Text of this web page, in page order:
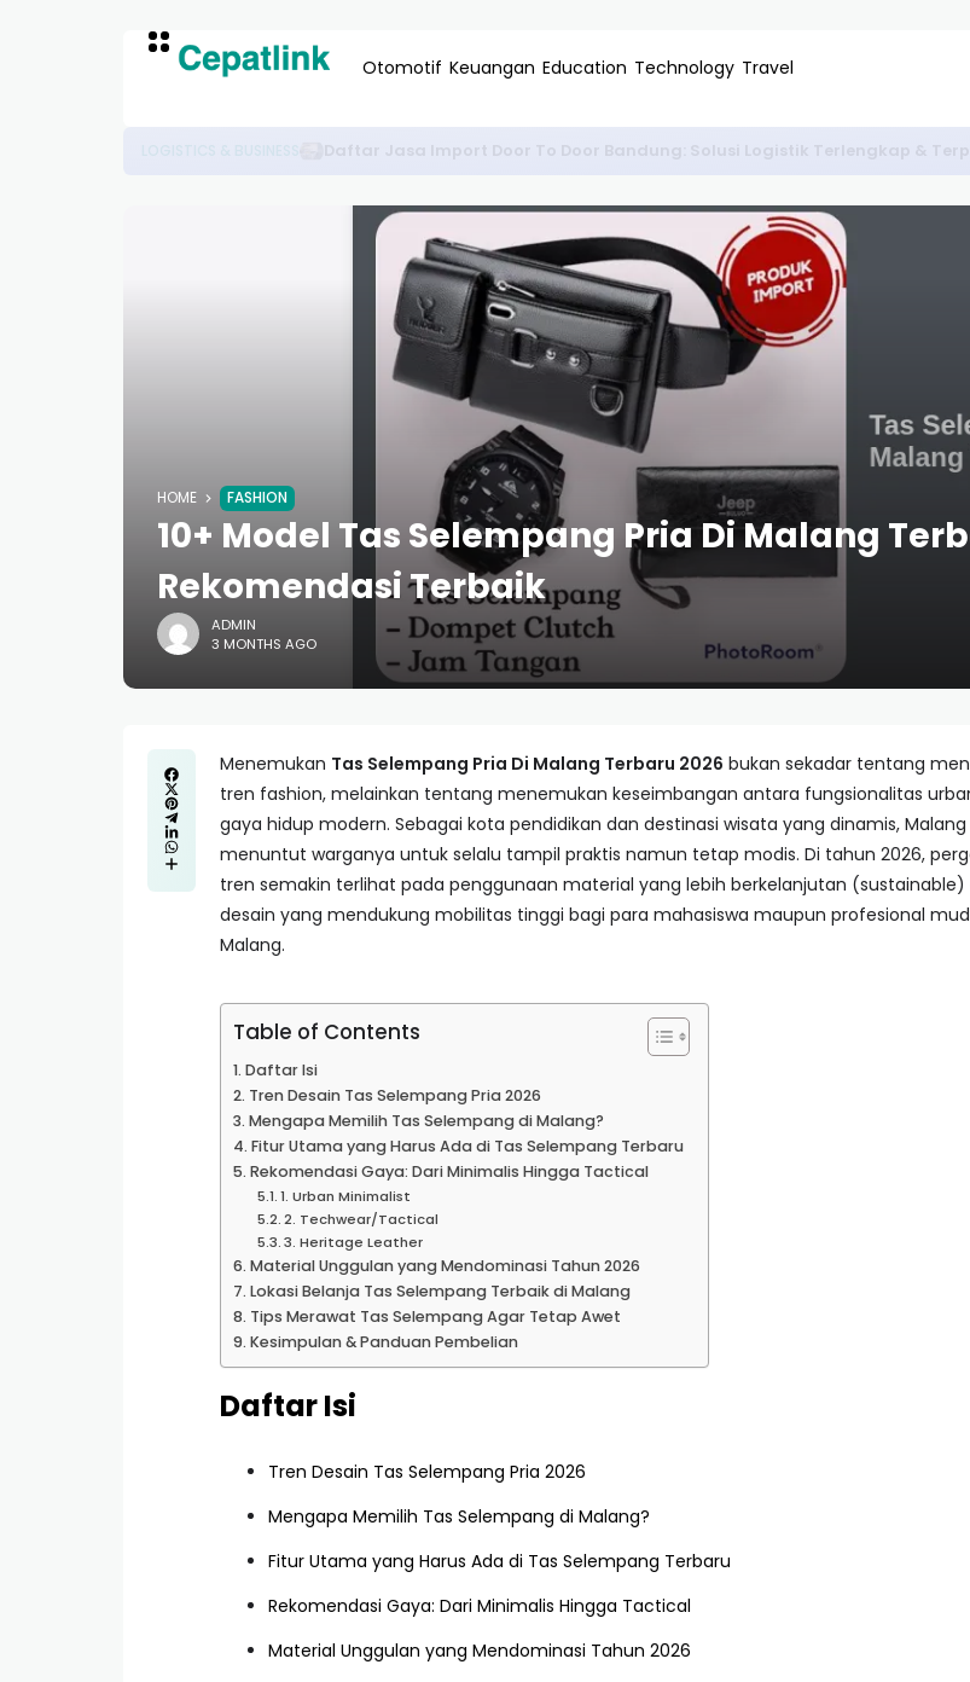
Otomotif Keuangan Education Technology Travel
HOME FASHION
10+ Model Tas Selempang Pria Di Malang
Rekomendasi Terbaik
ADMIN
3 MONTHS AGO
Menemukan Tas Selempang Pria Di Malang Terbaru 2026 bukan sekadar tentang
tren fashion, melainkan tentang menemukan keseimbangan antara fungsionalitas
gaya hidup modern. Sebagai kota pendidikan dan destinasi wisata yang dinamis, Malang
menuntut warganya untuk selalu tampil praktis namun tetap modis. Di tahun 2026,
tren semakin terlihat pada penggunaan material yang lebih berkelanjutan (sustainable)
desain yang mendukung mobilitas tinggi bagi para mahasiswa maupun profesional
Malang.
Table of Contents
Daftar Isi
Tren Desain Tas Selempang Pria 2026
Mengapa Memilih Tas Selempang di Malang?
Fitur Utama yang Harus Ada di Tas Selempang Terbaru
Rekomendasi Gaya: Dari Minimalis Hingga Tactical
1. Urban Minimalist
2. Techwear/Tactical
3. Heritage Leather
Material Unggulan yang Mendominasi Tahun 2026
Lokasi Belanja Tas Selempang Terbaik di Malang
Tips Merawat Tas Selempang Agar Tetap Awet
Kesimpulan & Panduan Pembelian
Daftar Isi
Tren Desain Tas Selempang Pria 2026
Mengapa Memilih Tas Selempang di Malang?
Fitur Utama yang Harus Ada di Tas Selempang Terbaru
Rekomendasi Gaya: Dari Minimalis Hingga Tactical
Material Unggulan yang Mendominasi Tahun 2026